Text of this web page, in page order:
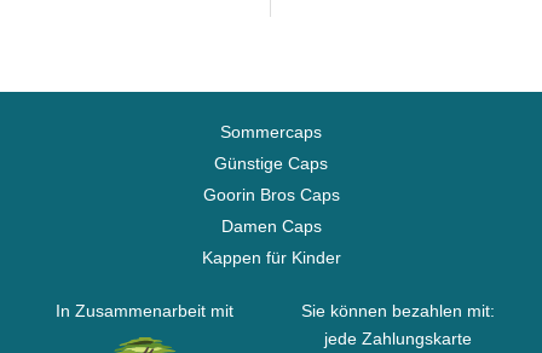
Sommercaps
Günstige Caps
Goorin Bros Caps
Damen Caps
Kappen für Kinder
In Zusammenarbeit mit
Sie können bezahlen mit:
jede Zahlungskarte